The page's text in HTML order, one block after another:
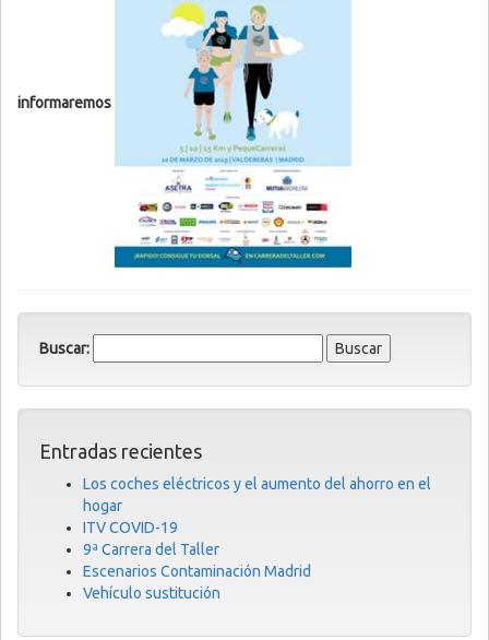
informaremos
Buscar:
Entradas recientes
Los coches eléctricos y el aumento del ahorro en el
hogar
ITV COVID-19
9ª Carrera del Taller
Escenarios Contaminación Madrid
Vehículo sustitución